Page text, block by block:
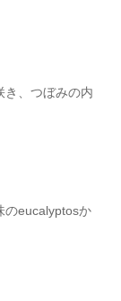
き、つぼみの内
のeucalyptosか